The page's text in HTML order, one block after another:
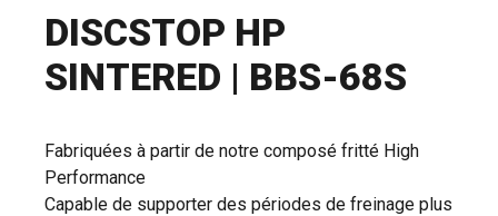
DISCSTOP HP
SINTERED | BBS-68S
Fabriquées à partir de notre composé fritté High
Performance
Capable de supporter des périodes de freinage plus